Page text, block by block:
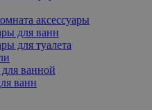
аксессуары
для ванн
для туалета
ванной
ванн